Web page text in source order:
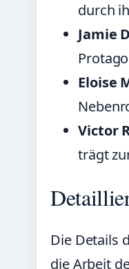
durch
Jamie
Eloise
Victor
trägt
Die Details
die Arbeit